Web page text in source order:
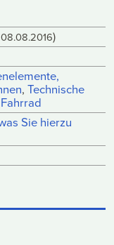
08.08.2016)
,Technische
Fahrrad
Sie hierzu